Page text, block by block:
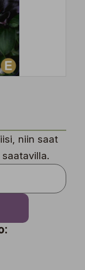
niin saat